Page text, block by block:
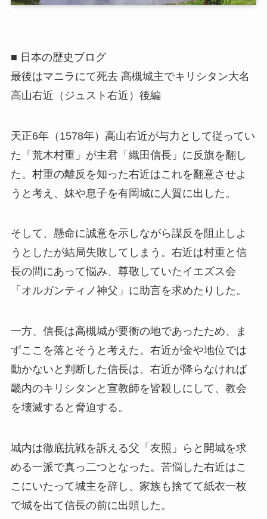
■ 日本の歴史ブログ
最後はマニラにて死去 高槻城主でキリシタン大名
高山右近（ジュスト右近）後編
天正6年（1578年）高山右近が与力として従ってい
た「荒木村重」が主君「織田信長」に反旗を翻し
た。村重の離反を知った右近はこれを翻意させよ
うと考え、妹や息子を有岡城に人質に出した。
そして、懸命に誠意を示しながら謀反を阻止しよ
うとしたが結局失敗してしまう。右近は村重と信
長の間にあって悩み、尊敬していたイエズス会
「オルガンティノ神父」に助言を求めたりした。
一方、信長は高槻城が要衝の地であったため、ま
ずここを落とそうと考えた。右近が金や地位では
動かないと判断した信長は、右近が降らなければ
畿内のキリシタンと宣教師を皆殺しにして、教会
を壊滅すると脅迫する。
城内は徹底抗戦を訴える父「友照」らと開城を求
める一派で真っ二つとなった。苦悩した右近はこ
こにいたって城主を辞し、家族も捨てて紙衣一枚
で城を出て信長の前に出頭した。